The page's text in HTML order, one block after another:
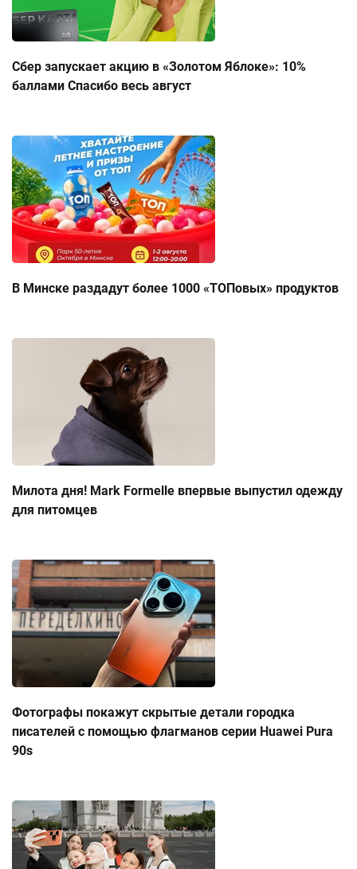
Сбер запускает акцию в «Золотом Яблоке»: 10%
баллами Спасибо весь август
В Минске раздадут более 1000 «ТОПовых» продуктов
Милота дня! Mark Formelle впервые выпустил одежду
для питомцев
Фотографы покажут скрытые детали городка
писателей с помощью флагманов серии Huawei Pura
90s